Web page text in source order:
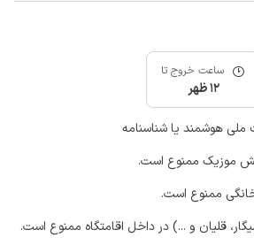
ساعت خروج تا
12 ظهر
ملی هوشمند یا شناسنامه
موزیک ممنوع است.
ممنوع است.
قلیان و ...) در داخل اقامتگاه ممنوع است.